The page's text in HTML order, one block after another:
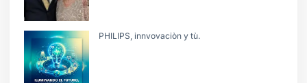
PHILIPS, innvovaciòn y tù.